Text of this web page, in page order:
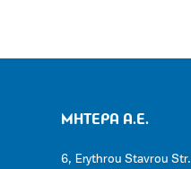
ΜΗΤΕΡΑ Α.Ε.
6, Erythrou Stavrou Str.